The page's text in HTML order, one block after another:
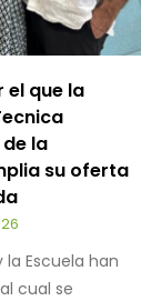
el que la
la
su oferta
la Escuela han
cual se